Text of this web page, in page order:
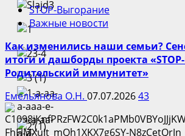
STOP-Выгорание
Важные новости
Как изменились наши семьи?
итоги и дашборды проекта
Родительский иммунитет»
Емельянова О.Н. 07.07.202643